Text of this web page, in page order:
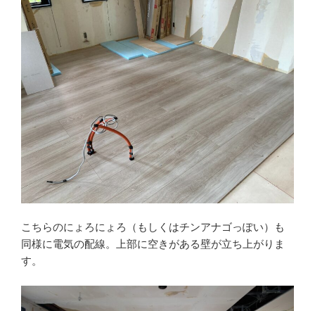
こちらのにょろにょろ（もしくはチンアナゴっぽい）も
同様に電気の配線。上部に空きがある壁が立ち上がりま
す。